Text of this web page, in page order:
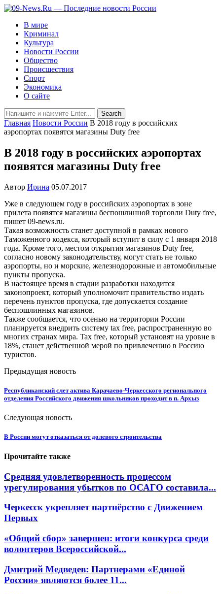
В мире
Криминал
Культура
Новости России
Общество
Происшествия
Спорт
Экономика
О сайте
Главная Новости России В 2018 году в российских
аэропортах появятся магазины Duty free
В 2018 году в российских аэропортах
появятся магазины Duty free
Автор Ирина 05.07.2017
Уже в следующем году в российских аэропортах в зоне
прилета появятся магазины беспошлинной торговли Duty free,
пишет 09-news.ru.
Такая возможность станет доступной в рамках нового
Таможенного кодекса, который вступит в силу с 1 января 2018
года. Кроме того, местом открытия магазинов Duty free,
согласно новому законодательству, могут стать не только
аэропорты, но и морские, железнодорожные и автомобильные
пункты пропуска.
В настоящее время в стадии разработки находится
законопроект, который уполномочит правительство издать
перечень пунктов пропуска, где допускается создание
беспошлинных магазинов.
Также сообщается, что осенью на территории России
планируется внедрить систему tax free, распространенную во
многих странах мира. Tax free, который установят на уровне в
18%, станет действенной мерой по привлечению в Россию
туристов.
Предыдущая новость
Республиканский слет актива Карачаево-Черкесского регионального
отделения Российского движения школьников проходит в п. Архыз
Следующая новость
В России могут отказаться от долевого строительства
Прочитайте также
Средняя удовлетворенность процессом
урегулирования убытков по ОСАГО составила...
Черкесск укрепляет партнёрство с Движением
Первых
«Общий сбор» завершен: итоги конкурса среди
волонтеров Всероссийской...
Дмитрий Медведев: Партнерами «Единой
России» являются более 11...